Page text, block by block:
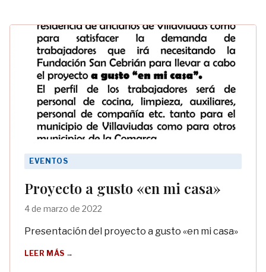
EVENTOS
Proyecto a gusto «en mi casa»
4 de marzo de 2022
Presentación del proyecto a gusto «en mi casa»
LEER MÁS →